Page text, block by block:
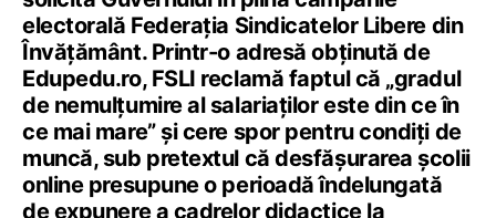
electorală Federația Sindicatelor Libere din
Învățământ. Printr-o adresă obținută de
Edupedu.ro, FSLI reclamă faptul că „gradul
de nemulțumire al salariaților este din ce în
ce mai mare” și cere spor pentru condiți de
muncă, sub pretextul că desfășurarea școlii
online presupune o perioadă îndelungată
de expunere a cadrelor didactice la